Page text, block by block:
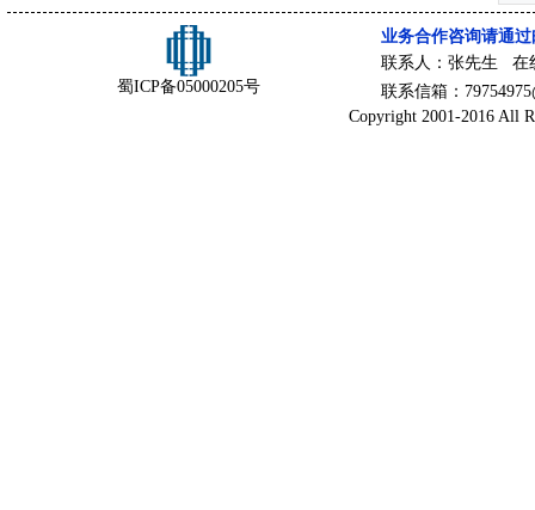
蜀ICP备05000205号
业务合作咨询请通
联系人：张先生 在
联系信箱：
Copyright 2001-2016 All